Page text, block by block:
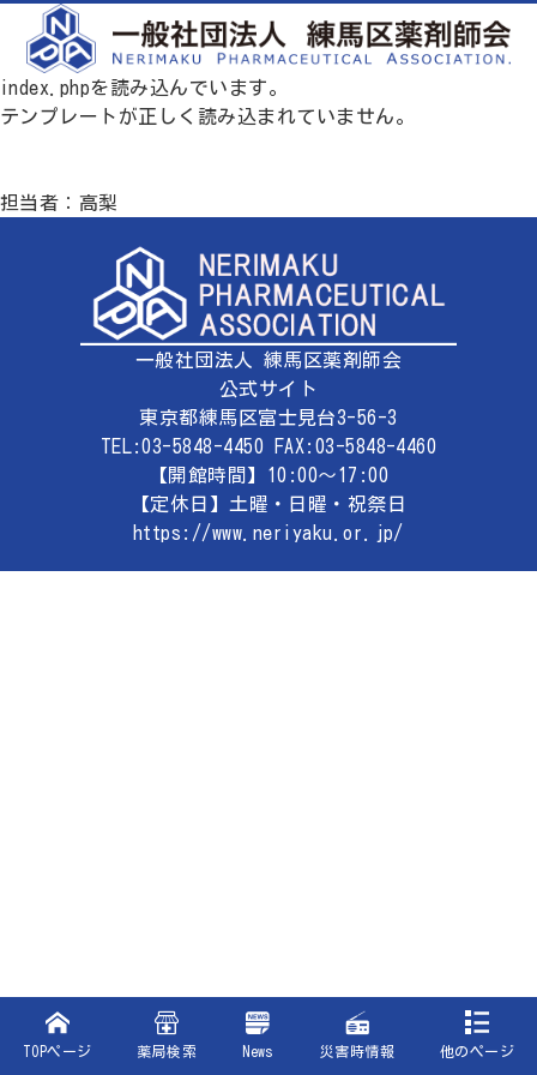
TOPページ 薬局検索 News 災害時情報 他のページ
index.phpを読み込んでいます。
テンプレートが正しく読み込まれていません。
担当者：高梨
一般社団法人 練馬区薬剤師会
公式サイト
東京都練馬区富士見台3-56-3
TEL:03-5848-4450 FAX:03-5848-4460
【開館時間】10:00～17:00
【定休日】土曜・日曜・祝祭日
https://www.neriyaku.or.jp/